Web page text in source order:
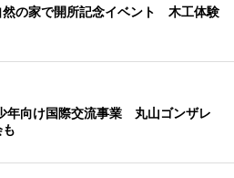
然の家で開所記念イベント 木工体験
年向け国際交流事業 丸山ゴンザレ